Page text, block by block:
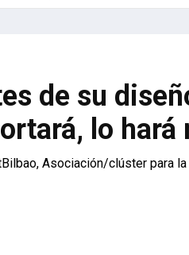
de su
lo
Asociación/clúster para